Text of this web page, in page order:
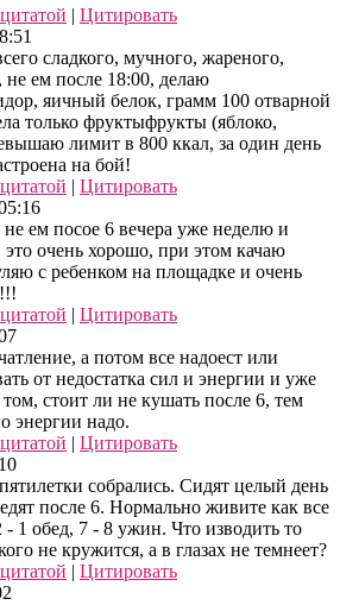
| Цитировать
сладкого, мучного, жареного,
не ем после 18:00, делаю
яичный белок, грамм 100 отварной
только фруктыфрукты (яблоко,
лимит в 800 ккал, за один день
на бой!
| Цитировать
ем посое 6 вечера уже неделю и
это очень хорошо, при этом качаю
с ребенком на площадке и очень
| Цитировать
а потом все надоест или
от недостатка сил и энергии и уже
стоит ли не кушать после 6, тем
энергии надо.
| Цитировать
собрались. Сидят целый день
после 6. Нормально живите как все
- 1 обед, 7 - 8 ужин. Что изводить то
не кружится, а в глазах не темнеет?
| Цитировать